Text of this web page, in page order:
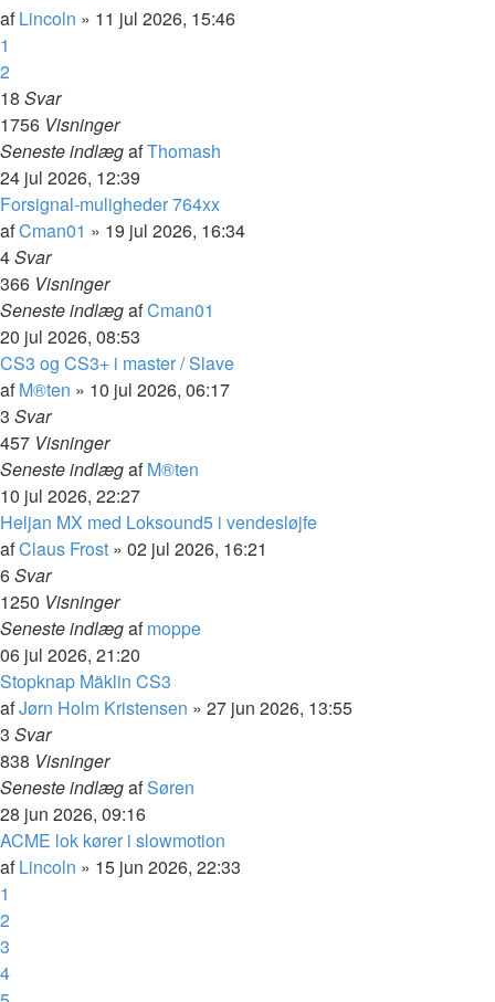
afLincoln » 11 jul 2026, 15:46
1
2
18 Svar
1756 Visninger
Seneste indlægafThomash
24 jul 2026, 12:39
Forsignal-muligheder 764xx
afCman01 » 19 jul 2026, 16:34
4Svar
366 Visninger
Seneste indlægafCman01
20 jul 2026, 08:53
CS3 og CS3+ i master / Slave
afM®ten » 10 jul 2026, 06:17
3 Svar
457 Visninger
Seneste indlægafM®ten
10 jul 2026, 22:27
Heljan MX med Loksound5 i vendesløjfe
afClaus Frost » 02 jul 2026, 16:21
6Svar
1250 Visninger
Seneste indlægafmoppe
06 jul 2026, 21:20
Stopknap Mäklin CS3
afJørn Holm Kristensen » 27 jun 2026, 13:55
3 Svar
838 Visninger
Seneste indlægafSøren
28 jun 2026, 09:16
ACME lok kører i slowmotion
afLincoln » 15 jun 2026, 22:33
1
2
3
4